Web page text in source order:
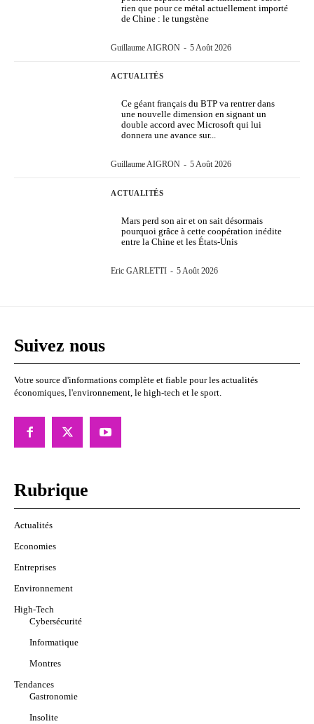
rien que pour ce métal actuellement importé
de Chine : le tungstène
Guillaume AIGRON - 5 Août 2026
ACTUALITÉS
Ce géant français du BTP va rentrer dans
une nouvelle dimension en signant un
double accord avec Microsoft qui lui
donnera une avance sur...
Guillaume AIGRON - 5 Août 2026
ACTUALITÉS
Mars perd son air et on sait désormais
pourquoi grâce à cette coopération inédite
entre la Chine et les États-Unis
Eric GARLETTI - 5 Août 2026
Suivez nous
Votre source d'informations complète et fiable pour les actualités
économiques, l'environnement, le high-tech et le sport.
Rubrique
Actualités
Economies
Entreprises
Environnement
High-Tech
Cybersécurité
Informatique
Montres
Tendances
Gastronomie
Insolite